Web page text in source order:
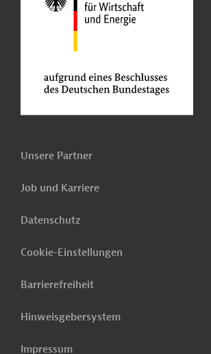
Unsere Partner
Job und Karriere
Datenschutz
Cookie-Einstellungen
Barrierefreiheit
Hinweisgebersystem
Impressum